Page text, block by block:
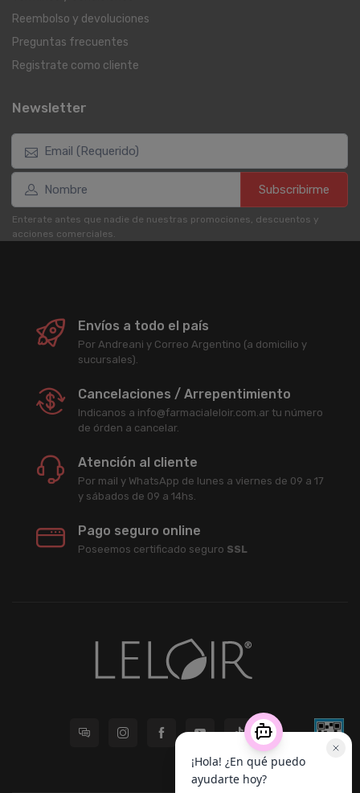
Reembolso y devoluciones
Preguntas frecuentes
Registrate como cliente
Newsletter
Subscribirme
Enterate antes que nadie de nuestras promociones, descuentos y
acciones comerciales.
Envíos a todo el país
Por Andreani y Correo Argentino (a domicilio y
sucursales).
Cancelaciones / Arrepentimiento
Indicanos a info@farmacialeloir.com.ar tu número
de órden a cancelar.
Atención al cliente
Por mail y WhatsApp de lunes a viernes de 09 a 17
y sábados de 09 a 14hs.
Pago seguro online
Poseemos certificado seguro SSL